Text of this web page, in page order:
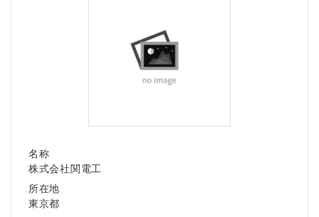
名称
株式会社関電工
所在地
東京都